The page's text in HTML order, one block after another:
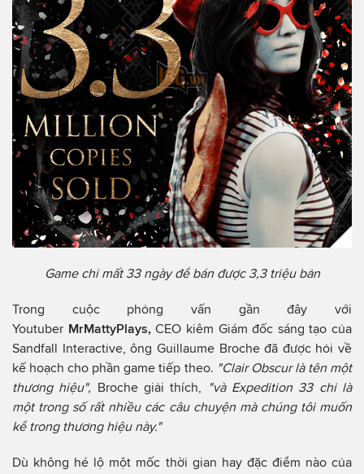
Game chỉ mất 33 ngày để bán được 3,3 triệu bản
Trong cuộc phỏng vấn gần đây với
Youtuber MrMattyPlays,CEO kiêm Giám đốc sáng tạo của
Sandfall Interactive, ông Guillaume Broche đã được hỏi về
kế hoạch cho phần game tiếp theo. "Clair Obscur là tên một
thương hiệu", Broche giải thích,
"và Expedition 33 chỉ là
một trong số rất nhiều các câu chuyện mà chúng tôi muốn
kể trong thương hiệu này."
Dù không hé lộ một mốc thời gian hay đặc điểm nào của